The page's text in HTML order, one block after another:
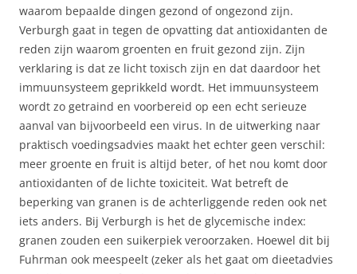
waarom bepaalde dingen gezond of ongezond zijn.
Verburgh gaat in tegen de opvatting dat antioxidanten de
reden zijn waarom groenten en fruit gezond zijn. Zijn
verklaring is dat ze licht toxisch zijn en dat daardoor het
immuunsysteem geprikkeld wordt. Het immuunsysteem
wordt zo getraind en voorbereid op een echt serieuze
aanval van bijvoorbeeld een virus. In de uitwerking naar
praktisch voedingsadvies maakt het echter geen verschil:
meer groente en fruit is altijd beter, of het nou komt door
antioxidanten of de lichte toxiciteit. Wat betreft de
beperking van granen is de achterliggende reden ook net
iets anders. Bij Verburgh is het de glycemische index:
granen zouden een suikerpiek veroorzaken. Hoewel dit bij
Fuhrman ook meespeelt (zeker als het gaat om dieetadvies